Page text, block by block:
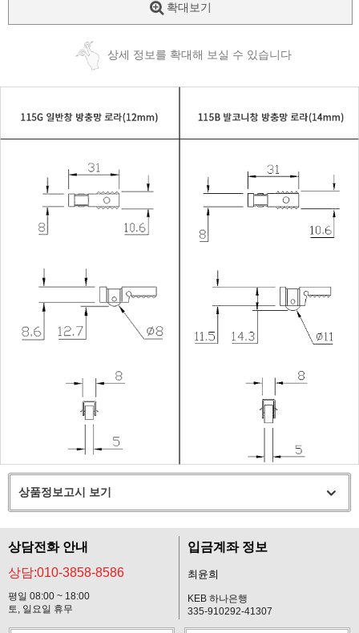
확대보기
상세 정보를 확대해 보실 수 있습니다
상품정보고시 보기
상담전화 안내
상담:010-3858-8586
평일 08:00 ~ 18:00
토, 일요일 휴무
입금계좌 정보
최윤희
KEB 하나은행
335-910292-41307